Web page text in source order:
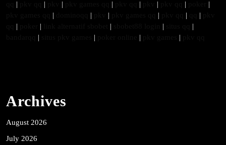
| | | | | | |
|
| | | | | |
| | | |
|
| | | |
Archives
August 2026
July 2026